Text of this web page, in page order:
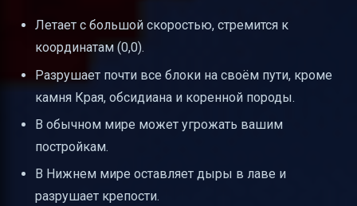
Летает с большой скоростью, стремится к
координатам (0,0).
Разрушает почти все блоки на своём пути, кроме
камня Края, обсидиана и коренной породы.
В обычном мире может угрожать вашим
постройкам.
В Нижнем мире оставляет дыры в лаве и
разрушает крепости.